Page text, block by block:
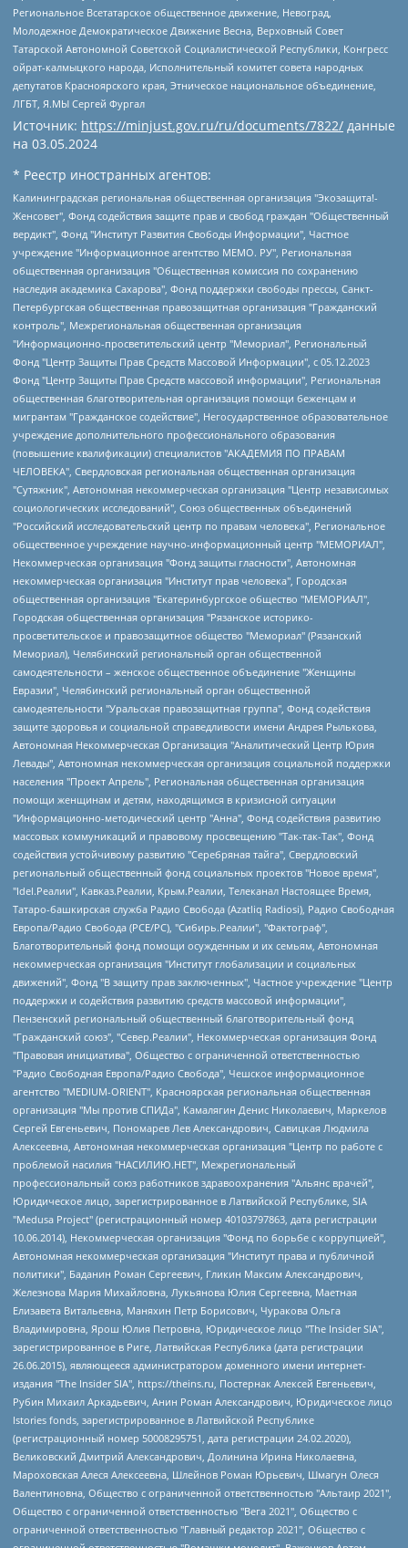
Региональное Всетатарское общественное движение, Невоград,
Молодежное Демократическое Движение Весна, Верховный Совет
Татарской Автономной Советской Социалистической Республики, Конгресс
ойрат-калмыцкого народа, Исполнительный комитет совета народных
депутатов Красноярского края, Этническое национальное объединение,
ЛГБТ, Я.МЫ Сергей Фургал
Источник: https://minjust.gov.ru/ru/documents/7822/ данные
на 03.05.2024
* Реестр иностранных агентов:
Калининградская региональная общественная организация "Экозащита!-Женсовет", Фонд содействия защите прав и свобод граждан "Общественный вердикт", Фонд "Институт Развития Свободы Информации", Частное учреждение "Информационное агентство МЕМО. РУ", Региональная общественная организация "Общественная комиссия по сохранению наследия академика Сахарова", Фонд поддержки свободы прессы, Санкт-Петербургская общественная правозащитная организация "Гражданский контроль", Межрегиональная общественная организация "Информационно-просветительский центр "Мемориал", Региональный Фонд "Центр Защиты Прав Средств Массовой Информации", с 05.12.2023 Фонд "Центр Защиты Прав Средств массовой информации", Региональная общественная благотворительная организация помощи беженцам и мигрантам "Гражданское содействие", Негосударственное образовательное учреждение дополнительного профессионального образования (повышение квалификации) специалистов "АКАДЕМИЯ ПО ПРАВАМ ЧЕЛОВЕКА", Свердловская региональная общественная организация "Сутяжник", Автономная некоммерческая организация "Центр независимых социологических исследований", Союз общественных объединений "Российский исследовательский центр по правам человека", Региональное общественное учреждение научно-информационный центр "МЕМОРИАЛ", Некоммерческая организация "Фонд защиты гласности", Автономная некоммерческая организация "Институт прав человека", Городская общественная организация "Екатеринбургское общество "МЕМОРИАЛ", Городская общественная организация "Рязанское историко-просветительское и правозащитное общество "Мемориал" (Рязанский Мемориал), Челябинский региональный орган общественной самодеятельности – женское общественное объединение "Женщины Евразии", Челябинский региональный орган общественной самодеятельности "Уральская правозащитная группа", Фонд содействия защите здоровья и социальной справедливости имени Андрея Рылькова, Автономная Некоммерческая Организация "Аналитический Центр Юрия Левады", Автономная некоммерческая организация социальной поддержки населения "Проект Апрель", Региональная общественная организация помощи женщинам и детям, находящимся в кризисной ситуации "Информационно-методический центр "Анна", Фонд содействия развитию массовых коммуникаций и правовому просвещению "Так-так-Так", Фонд содействия устойчивому развитию "Серебряная тайга", Свердловский региональный общественный фонд социальных проектов "Новое время", "Idel.Реалии", Кавказ.Реалии, Крым.Реалии, Телеканал Настоящее Время, Татаро-башкирская служба Радио Свобода (Azatliq Radiosi), Радио Свободная Европа/Радио Свобода (PCE/PC), "Сибирь.Реалии", "Фактограф", Благотворительный фонд помощи осужденным и их семьям, Автономная некоммерческая организация "Институт глобализации и социальных движений", Фонд "В защиту прав заключенных", Частное учреждение "Центр поддержки и содействия развитию средств массовой информации", Пензенский региональный общественный благотворительный фонд "Гражданский союз", "Север.Реалии", Некоммерческая организация Фонд "Правовая инициатива", Общество с ограниченной ответственностью "Радио Свободная Европа/Радио Свобода", Чешское информационное агентство "MEDIUM-ORIENT", Красноярская региональная общественная организация "Мы против СПИДа", Камалягин Денис Николаевич, Маркелов Сергей Евгеньевич, Пономарев Лев Александрович, Савицкая Людмила Алексеевна, Автономная некоммерческая организация "Центр по работе с проблемой насилия "НАСИЛИЮ.НЕТ", Межрегиональный профессиональный союз работников здравоохранения "Альянс врачей", Юридическое лицо, зарегистрированное в Латвийской Республике, SIA "Medusa Project" (регистрационный номер 40103797863, дата регистрации 10.06.2014), Некоммерческая организация "Фонд по борьбе с коррупцией", Автономная некоммерческая организация "Институт права и публичной политики", Баданин Роман Сергеевич, Гликин Максим Александрович, Железнова Мария Михайловна, Лукьянова Юлия Сергеевна, Маетная Елизавета Витальевна, Маняхин Петр Борисович, Чуракова Ольга Владимировна, Ярош Юлия Петровна, Юридическое лицо "The Insider SIA", зарегистрированное в Риге, Латвийская Республика (дата регистрации 26.06.2015), являющееся администратором доменного имени интернет-издания "The Insider SIA", https://theins.ru, Постернак Алексей Евгеньевич, Рубин Михаил Аркадьевич, Анин Роман Александрович, Юридическое лицо Istories fonds, зарегистрированное в Латвийской Республике (регистрационный номер 50008295751, дата регистрации 24.02.2020), Великовский Дмитрий Александрович, Долинина Ирина Николаевна, Мароховская Алеся Алексеевна, Шлейнов Роман Юрьевич, Шмагун Олеся Валентиновна, Общество с ограниченной ответственностью "Альтаир 2021", Общество с ограниченной ответственностью "Вега 2021", Общество с ограниченной ответственностью "Главный редактор 2021", Общество с ограниченной ответственностью "Ромашки монолит", Важенков Артем Валерьевич, Ивановская областная общественная организация "Центр гендерных исследований", Гурман Юрий Альбертович, Медиапроект "ОВД-Инфо", Егоров Владимир Владимирович, Жилинский Владимир Александрович, Общество с ограниченной ответственностью "ЗП", Иванова София Юрьевна, Карезина Инна Павловна, Кильтау Екатерина Викторовна, Петров Алексей Викторович, Пискунов Сергей Евгеньевич, Смирнов Сергей Сергеевич, Тихонов Михаил Сергеевич, Общество с ограниченной ответственностью "ЖУРНАЛИСТ-ИНОСТРАННЫЙ АГЕНТ", Арапова Галина Юрьевна, Вольтская Татьяна Анатольевна, Американская компания "Mason G.E.S. Anonymous Foundation" (США), являющаяся владельцем интернет-издания https://mnews.world/, Компания "Stichting Bellingcat", зарегистрированная в Нидерландах (дата регистрации 11.07.2018), Захаров Андрей Вячеславович, Клепиковская Екатерина Дмитриевна, Общество с ограниченной ответственностью "МЕМО", Перл Роман Александрович, Симонов Евгений Алексеевич, Соловьева Елена Анатольевна, Сотников Даниил Владимирович, Сурначева Елизавета Дмитриевна, Автономная некоммерческая организация по защите прав человека и информированию населения "Якутия – Наше Мнение", Общество с ограниченной ответственностью "Москоу диджитал медиа", с 26.01.2023 Общество с ограниченной ответственностью "Чайка Белые сады", Ветошкина Валерия Валерьевна, Заговора Максим Александрович, Межрегиональное общественное движение "Российская ЛГБТ - сеть", Оленичев Максим Владимирович, Павлов Иван Юрьевич, Скворцова Елена Сергеевна, Общество с ограниченной ответственностью "Как бы инагент", Кочетков Игорь Викторович, Общество с ограниченной ответственностью "Честные выборы", Еланчик Олег Александрович, Общество с ограниченной ответственностью "Нобелевский призыв", Гималова Регина Эмилевна, Григорьев Андрей Валерьевич, Григорьева Алина Александровна, Ассоциация по содействию защите прав призывников, альтернативнослужащих и военнослужащих "Правозащитная группа "Гражданин.Армия.Право", Хисамова Регина Фаритовна, Автономная некоммерческая организация по реализации социально-правовых программ "Лилит", Дальневосточное общественное движение "Маяк", Санкт-Петербургская ЛГБТ-инициативная группа "Выход", Инициативная группа ЛГБТ+ "Реверс", Алексеев Андрей Викторович, Бекбулатова Таисия Львовна, Беляев Иван Михайлович, Владыкина Елена Сергеевна, Гельман Марат Александрович, Никульшина Вероника Юрьевна, Толоконникова Надежда Андреевна, Шендерович Виктор Анатольевич, Общество с ограниченной ответственностью "Данное сообщение", Общество с ограниченной ответственностью Издательский дом "Новая глава", Айнбиндер Александра Александровна, Московский комьюнити-центр для ЛГБТ+инициатив, Благотворительный фонд развития филантропии, Deutsche Welle (Германия, Kurt-Schumacher-Strasse 3, 53113 Bonn), Борзунова Мария Михайловна, Воробьев Виктор Викторович, Голубева Анна Львовна, Константинова Алла Михайловна, Малкова Ирина Владимировна, Мурадов Мурад Абдулгалимович, Осетинская Елизавета Николаевна, Понасенков Евгений Николаевич, Ганапольский Матвей Юрьевич, Киселев Евгений Алексеевич, Борухович Ирина Григорьевна, Дремин Иван Тимофеевич, Дубровский Дмитрий Викторович, Красноярская региональная общественная организация поддержки и развития альтернативных образовательных технологий и межкультурных коммуникаций "ИНТЕРРА", Маяковская Екатерина Алексеевна, Фейгин Марк Захарович, Филимонов Андрей Викторович, Дзугкоева Регина Николаевна, Доброхотов Роман Александрович, Дудь Юрий Александрович, Елкин Сергей Владимирович, Кругликов Кирилл Игоревич, Сабунаева Мария Леонидовна, Семенов Алексей Владимирович, Шаинян Карен Багратович, Шульман Екатерина Михайловна, Асафьев Артур Валерьевич, Вахштайн Виктор Семенович, Венедиктов Алексей Алексеевич, Лушникова Екатерина Евгеньевна, Волков Леонид Михайлович, Невзоров Александр Глебович, Пархоменко Сергей Борисович, Сироткин Ярослав Николаевич, Кара-Мурза Владимир Владимирович, Баранова Наталья Владимировна, Гозман Леонид Яковлевич, Кагарлицкий Борис Юльевич, Климарев Михаил Валерьевич, Милов Владимир Станиславович, Автономная некоммерческая организация Краснодарский центр современного искусства "Типография", Моргенштерн Алишер Тагирович, Соболь Любовь Эдуардовна, Общество с ограниченной ответственностью "ЛИЗА НОРМ", Каспаров Гарри Кимович, Ходорковский Михаил Борисович, Общество с ограниченной ответственностью "Апрельские тезисы", Данилович Ирина Брониславовна, Кашин Олег Владимирович, Петров Николай Владимирович, Пивоваров Алексей Владимирович, Соколов Михаил Владимирович, Цветкова Юлия Владимировна, Чичваркин Евгений Александрович, Комитет против пыток/Команда против пыток, Общество с ограниченной ответственностью "Первый научный", Общество с ограниченной ответственностью "Вертолет и ко", Белоцерковская Вероника Борисовна, Кац Максим Евгеньевич, Лазарева Татьяна Юрьевна, Шаведдинов Руслан Табризович, Яшин Илья Валерьевич, Общество с ограниченной ответственностью "Иноагент ААВ", Алешковский Дмитрий Петрович, Альбац Евгения Марковна, Быков Дмитрий Львович, Галямина Юлия Евгеньевна, Лойко Сергей Леонидович, Мартынов Кирилл Константинович, Медведев Сергей Александрович, Крашенинников Федор Геннадиевич, Гордеева Катерина Вл